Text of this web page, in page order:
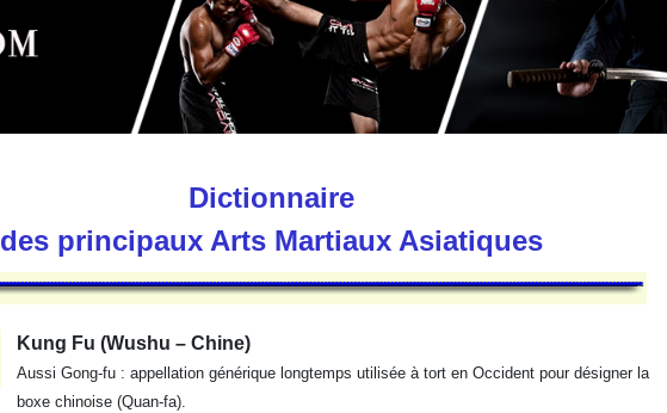
Dictionnaire
des principaux Arts Martiaux Asiatiques
Kung Fu (Wushu – Chine)
Aussi Gong-fu : appellation générique longtemps utilisée à tort en Occident pour désigner la
boxe chinoise (Quan-fa).